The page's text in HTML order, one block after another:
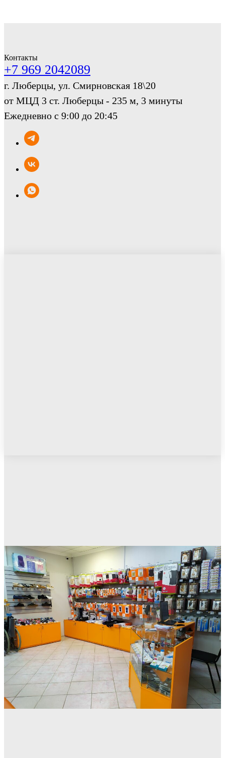
Контакты
+7 969 2042089
г. Люберцы, ул. Смирновская 18\20
от МЦД 3 ст. Люберцы - 235 м, 3 минуты
Ежедневно с 9:00 до 20:45